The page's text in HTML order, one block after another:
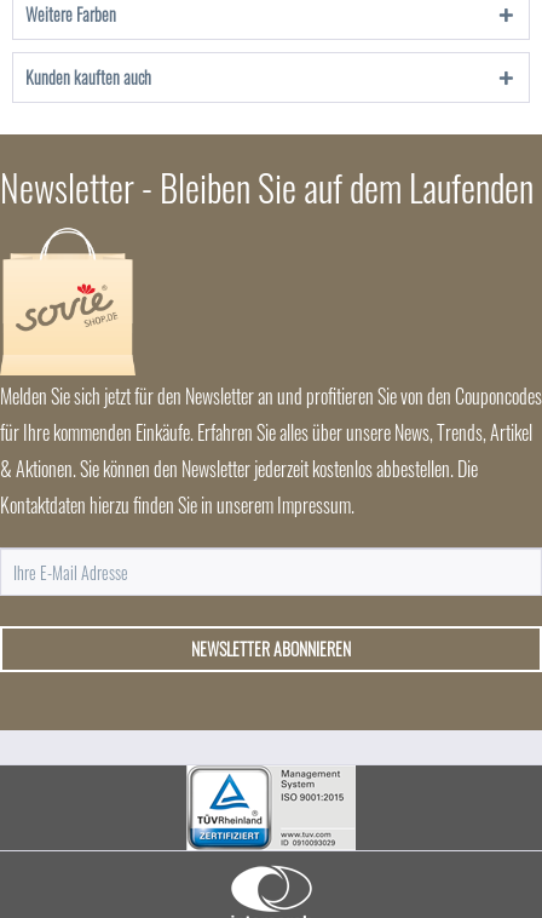
Weitere Farben
Kunden kauften auch
Newsletter - Bleiben Sie auf dem Laufenden
Melden Sie sich jetzt für den Newsletter an und profitieren Sie von den Couponcodes
für Ihre kommenden Einkäufe. Erfahren Sie alles über unsere News, Trends, Artikel
& Aktionen. Sie können den Newsletter jederzeit kostenlos abbestellen. Die
Kontaktdaten hierzu finden Sie in unserem Impressum.
NEWSLETTER ABONNIEREN